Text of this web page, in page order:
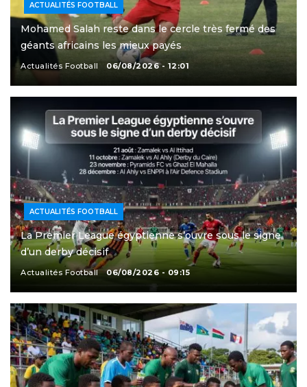
ACTUALITÉS FOOTBALL
Mohamed Salah reste dans le cercle très fermé des
géants africains les mieux payés
Actualités Football 06/08/2026 - 12:01
ACTUALITÉS FOOTBALL
La Premier League égyptienne s’ouvre sous le signe
d’un derby décisif
Actualités Football 06/08/2026 - 09:15